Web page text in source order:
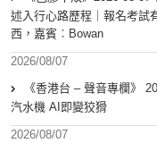
述入行心路歷程｜報名考試
西，嘉賓︰Bowan
2026/08/07
《香港台 – 聲音專欄》
汽水機 AI即變狡猾
2026/08/07